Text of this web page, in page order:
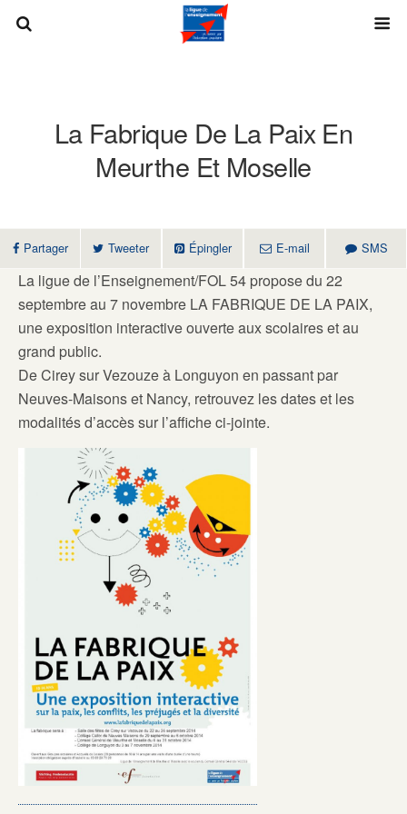
La Fabrique De La Paix En
Meurthe Et Moselle
Partager Tweeter Épingler E-mail SMS
La ligue de l’Enseignement/FOL 54 propose du 22
septembre au 7 novembre LA FABRIQUE DE LA PAIX,
une exposition interactive ouverte aux scolaires et au
grand public.
De Cirey sur Vezouze à Longuyon en passant par
Neuves-Maisons et Nancy, retrouvez les dates et les
modalités d’accès sur l’affiche ci-jointe.